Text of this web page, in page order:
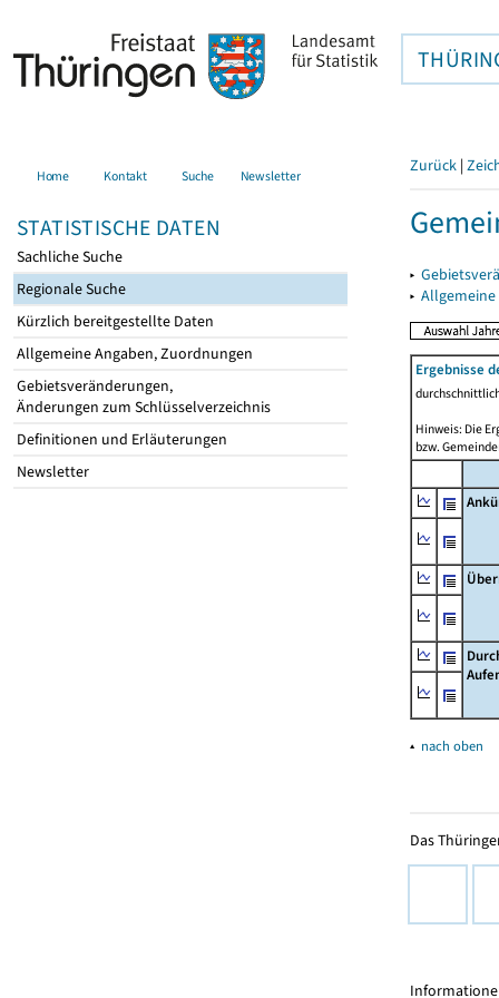
Home Kontakt Suche Newsletter
STATISTISCHE DATEN
Sachliche Suche
Regionale Suche
Kürzlich bereitgestellte Daten
Allgemeine Angaben, Zuordnungen
Gebietsveränderungen,
Änderungen zum Schlüsselverzeichnis
Definitionen und Erläuterungen
Newsletter
Zurück |
▸
▸
Ergebnisse
Hinweis: Die
bzw.
▴ nach oben
Das